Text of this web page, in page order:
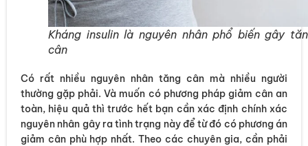
Kháng insulin là nguyên nhân phổ biến gây
cân
Có rất nhiều nguyên nhân tăng cân mà nhiều người
thường gặp phải. Và muốn có phương pháp giảm cân an
toàn, hiệu quả thì trước hết bạn cần xác định chính xác
nguyên nhân gây ra tình trạng này để từ đó có phương án
giảm cân phù hợp nhất. Theo các chuyên gia, cần phải